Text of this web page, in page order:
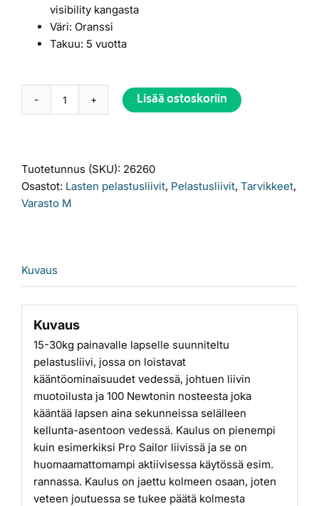
visibility kangasta
Väri: Oranssi
Takuu: 5 vuotta
Baltic
pelastusliivi
15-
30
Lisää ostoskoriin
Alternative:
Tuotetunnus (SKU): 26260
Osastot: Lasten pelastusliivit, Pelastusliivit, Tarvikkeet,
Varasto M
Kuvaus
Kuvaus
15-30kg painavalle lapselle suunniteltu
pelastusliivi, jossa on loistavat
kääntöominaisuudet vedessä, johtuen liivin
muotoilusta ja 100 Newtonin nosteesta joka
kääntää lapsen aina sekunneissa selälleen
kellunta-asentoon vedessä. Kaulus on pienempi
kuin esimerkiksi Pro Sailor liivissä ja se on
huomaamattomampi aktiivisessa käytössä esim.
rannassa. Kaulus on jaettu kolmeen osaan, joten
veteen joutuessa se tukee päätä kolmesta